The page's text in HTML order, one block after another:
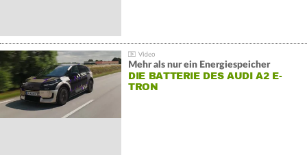
Mehr als nur ein Energiespeicher
DIE BATTERIE DES AUDI A2 E-
TRON